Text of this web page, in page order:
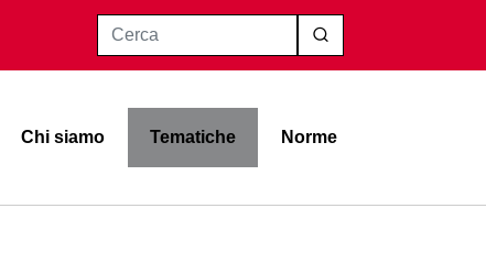
Cerca
Chi siamo Tematiche Norme